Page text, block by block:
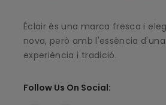
Éclair és una marca fresca i
nova, però amb l'essència
experiència i tradició.
Follow Us On Social: